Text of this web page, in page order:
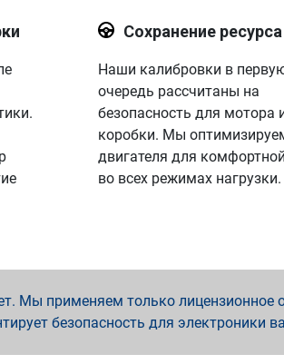
Сохранение ресурса
Наши калибровки в
очередь рассчитаны на
безопасность для мотора
коробки. Мы
двигателя для
во всех режимах нагрузки.
Мы применяем только лицензионное
безопасность для электроники